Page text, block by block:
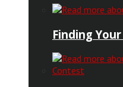
Finding